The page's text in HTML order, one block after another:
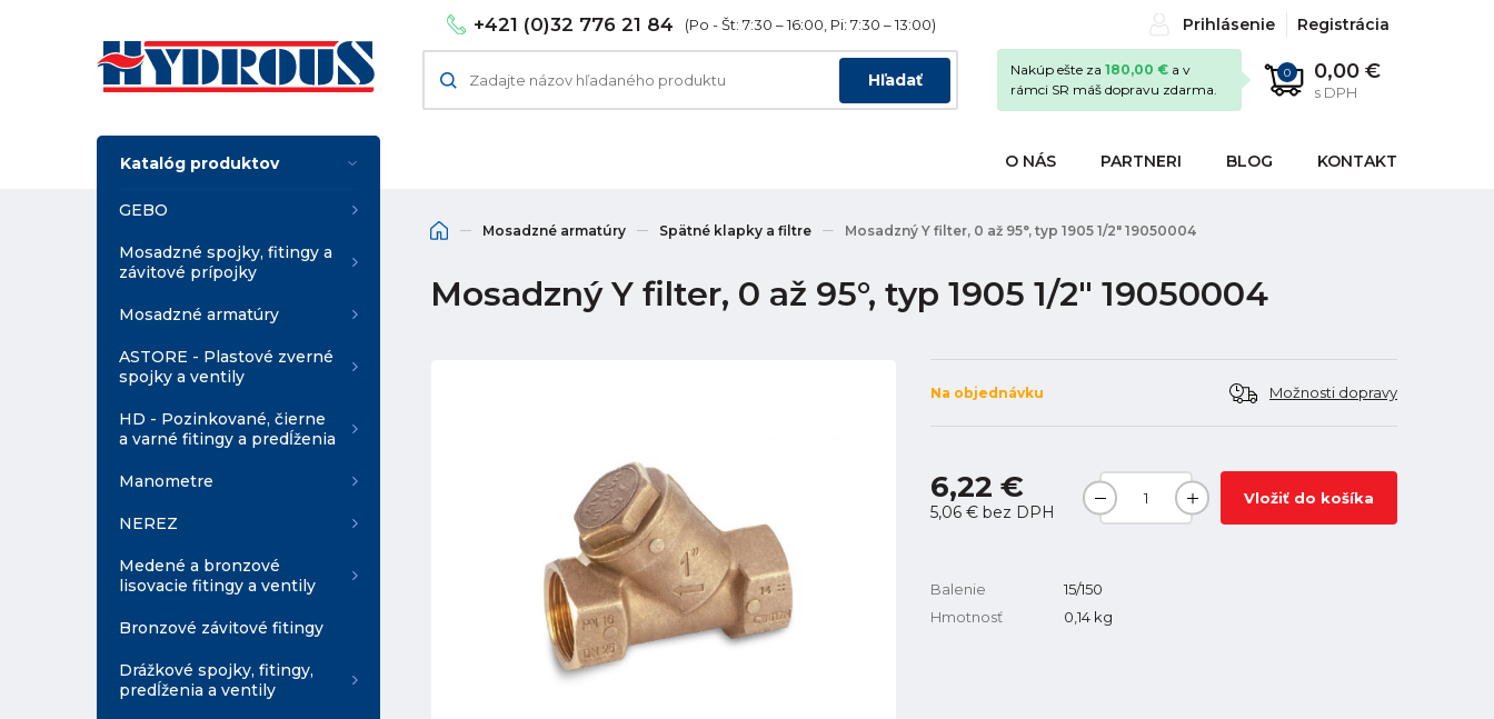
+421 (0)32 776 21 84 (Po - Št: 7:30 – 16:00, Pi: 7:30 – 13:00) Prihlásenie Registrácia
Hľadať 0 0,00 €
s DPH
Nakúp ešte za 180,00 € a v
rámci SR máš dopravu zdarma.
O NÁS PARTNERI BLOG KONTAKT
Katalóg produktov
GEBO
Mosadzné spojky, fitingy a
závitové prípojky
Mosadzné armatúry
ASTORE - Plastové zverné
spojky a ventily
HD - Pozinkované, čierne
a varné fitingy a predĺženia
Manometre
NEREZ
Medené a bronzové
lisovacie fitingy a ventily
Bronzové závitové fitingy
Drážkové spojky, fitingy,
predĺženia a ventily
Mosadzné armatúry Spätné klapky a filtre Mosadzný Y filter, 0 až 95°, typ 1905 1/2" 19050004
Mosadzný Y filter, 0 až 95°, typ 1905 1/2" 19050004
Na objednávku Možnosti dopravy
6,22 €
5,06 € bez DPH
Vložiť do košíka
Balenie
15/150
Hmotnosť
0,14 kg